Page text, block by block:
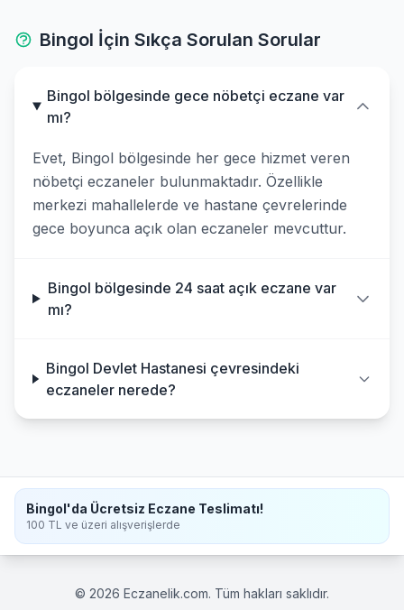
Bingol İçin Sıkça Sorulan Sorular
Bingol bölgesinde gece nöbetçi eczane var
mı?
Evet, Bingol bölgesinde her gece hizmet veren
nöbetçi eczaneler bulunmaktadır. Özellikle
merkezi mahallelerde ve hastane çevrelerinde
gece boyunca açık olan eczaneler mevcuttur.
Bingol bölgesinde 24 saat açık eczane var
mı?
Bingol Devlet Hastanesi çevresindeki
eczaneler nerede?
Bingol'da Ücretsiz Eczane Teslimatı!
100 TL ve üzeri alışverişlerde
© 2026 Eczanelik.com. Tüm hakları saklıdır.